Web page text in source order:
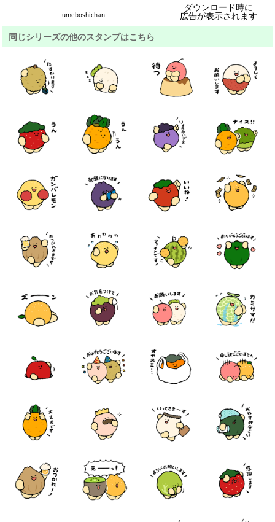
umeboshichan
ダウンロード時に
広告が表示されます
同じシリーズの他のスタンプはこちら